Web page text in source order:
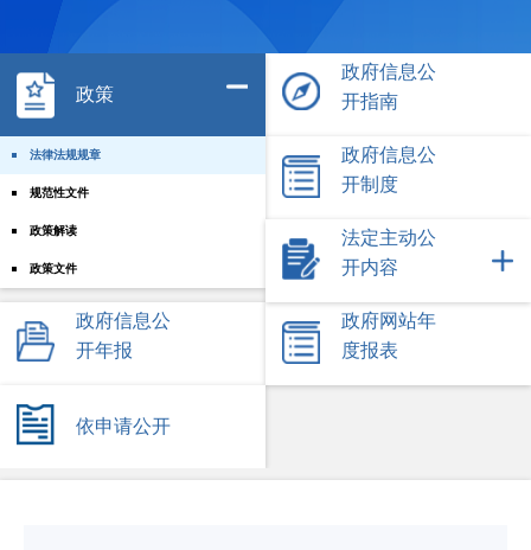
政策
法律法规规章
规范性文件
政策解读
政策文件
政府信息公
开指南
政府信息公
开制度
法定主动公
开内容
政府信息公
开年报
政府网站年
度报表
依申请公开